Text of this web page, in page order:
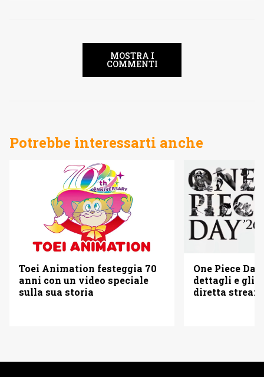
MOSTRA I
COMMENTI
Potrebbe interessarti anche
Toei Animation festeggia 70
anni con un video speciale
sulla sua storia
One Piece
dettagli e gli
diretta